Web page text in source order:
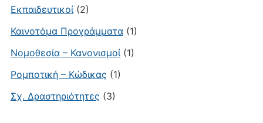
Εκπαιδευτικοί(2)
Καινοτόμα Προγράμματα(1)
Νομοθεσία – Κανονισμοί(1)
Ρομποτική – Κώδικας (1)
Σχ. Δραστηριότητες (3)